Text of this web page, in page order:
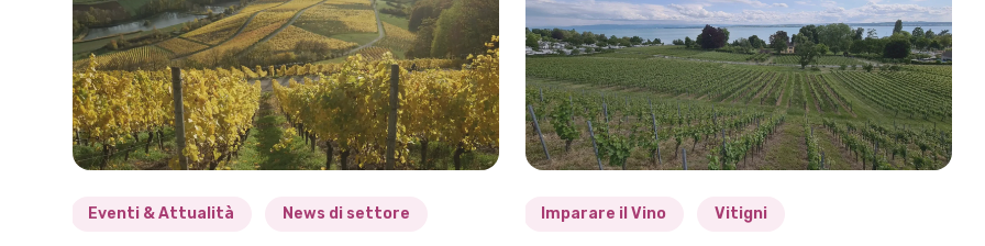
Eventi & Attualità News di settore Imparare il Vino Vitigni